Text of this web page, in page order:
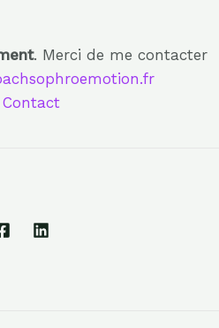
. Merci de me contacter
Contact